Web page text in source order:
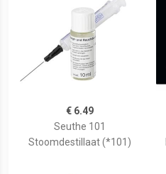
€ 6.49
Seuthe 101
Stoomdestillaat (*101)